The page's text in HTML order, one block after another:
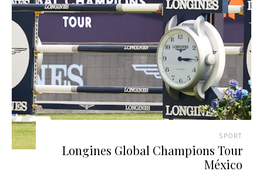
SPORT
Longines Global Champions Tour
México